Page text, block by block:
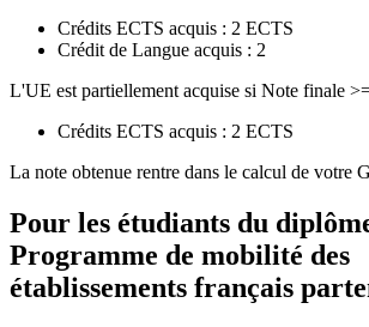
Crédits ECTS acquis : 2 ECTS
Crédit de Langue acquis : 2
L'UE est partiellement acquise si Note finale
Crédits ECTS acquis : 2 ECTS
La note obtenue rentre dans le calcul de votre
Pour les étudiants du
Programme de mobilité des
établissements français